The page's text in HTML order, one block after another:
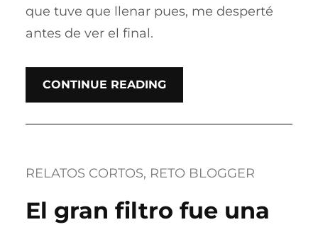
que tuve que llenar pues, me desperté
antes de ver el final.
CONTINUE READING
RELATOS CORTOS, RETO BLOGGER
El gran filtro fue una